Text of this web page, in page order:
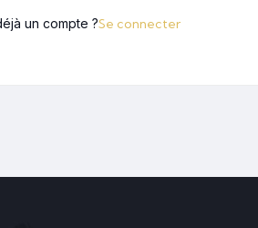
un compte ?Se connecter